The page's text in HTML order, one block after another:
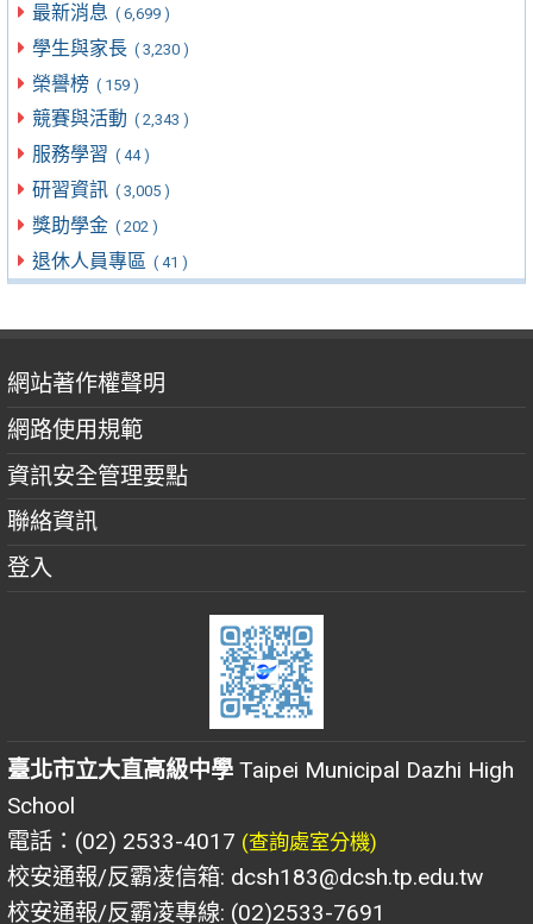
最新消息 ( 6,699 )
學生與家長 ( 3,230 )
榮譽榜 ( 159 )
競賽與活動 ( 2,343 )
服務學習 ( 44 )
研習資訊 ( 3,005 )
獎助學金 ( 202 )
退休人員專區 ( 41 )
網站著作權聲明
網路使用規範
資訊安全管理要點
聯絡資訊
登入
臺北市立大直高級中學 Taipei Municipal Dazhi High
School
電話：(02) 2533-4017 (查詢處室分機)
校安通報/反霸凌信箱: dcsh183@dcsh.tp.edu.tw
校安通報/反霸凌專線: (02)2533-7691